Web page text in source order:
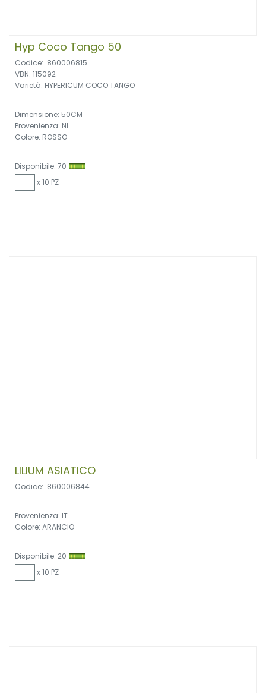
Hyp Coco Tango 50
Codice: .860006815
VBN: 115092
Varietà: HYPERICUM COCO TANGO
Dimensione: 50CM
Provenienza: NL
Colore: ROSSO
Disponibile: 70
x 10 PZ
LILIUM ASIATICO
Codice: .860006844
Provenienza: IT
Colore: ARANCIO
Disponibile: 20
x 10 PZ